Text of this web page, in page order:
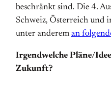
beschränkt sind. Die 4.
Schweiz, Österreich und
unter anderem an
Irgendwelche Pläne/
Zukunft?